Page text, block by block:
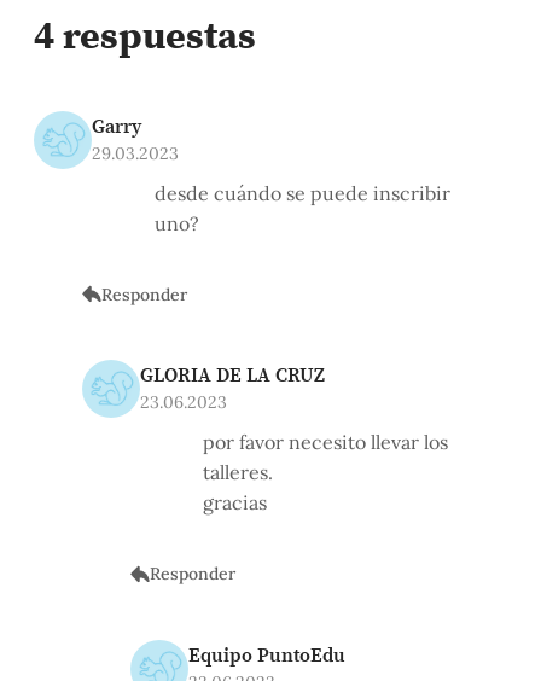
4 respuestas
Garry
29.03.2023
desde cuándo se puede inscribir
uno?
Responder
GLORIA DE LA CRUZ
23.06.2023
por favor necesito llevar los
talleres.
gracias
Responder
Equipo PuntoEdu